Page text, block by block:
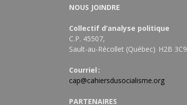
NOUS JOINDRE
Collectif d’analyse politique
C.P. 45507,
Sault-au-Récollet (Québec) H2B 3C9
Courriel :
cap@cahiersdusocialisme.org
PARTENAIRES